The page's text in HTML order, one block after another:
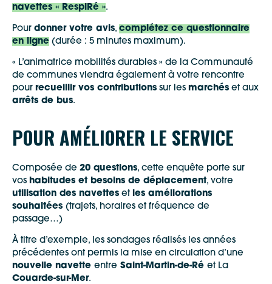
navettes « RespiRé ».
Pour donner votre avis, complétez ce questionnaire
en ligne (durée : 5 minutes maximum).
« L’animatrice mobilités durables » de la Communauté
de communes viendra également à votre rencontre
pour recueillir vos contributions sur les marchés et aux
arrêts de bus.
POUR AMÉLIORER LE SERVICE
Composée de 20 questions, cette enquête porte sur
vos habitudes et besoins de déplacement, votre
utilisation des navettes et les améliorations
souhaitées (trajets, horaires et fréquence de
passage…)
À titre d’exemple, les sondages réalisés les années
précédentes ont permis la mise en circulation d’une
nouvelle navette entre Saint-Martin-de-Ré et La
Couarde-sur-Mer.